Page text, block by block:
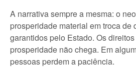
A narrativa sempre a mesma: o
prosperidade material em troca de
garantidos pelo Estado. Os
prosperidade não chega. Em
pessoas perdem a paciência.